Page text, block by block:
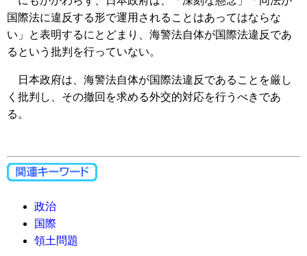
国際法に違反する形で運用されることはあってはならな
い」と表明するにとどまり、海警法自体が国際法違反であ
るという批判を行っていない。
日本政府は、海警法自体が国際法違反であることを厳し
く批判し、その撤回を求める外交的対応を行うべきであ
る。
政治
国際
領土問題